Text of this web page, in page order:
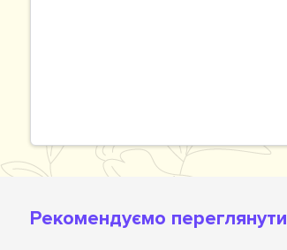
Рекомендуємо переглянути